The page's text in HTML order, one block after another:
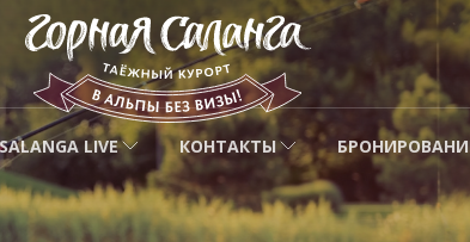
SALANGA LIVE КОНТАКТЫ